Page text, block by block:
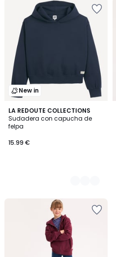
New in
LA REDOUTE COLLECTIONS
Sudadera con capucha de
felpa
15.99 €
3
Colores